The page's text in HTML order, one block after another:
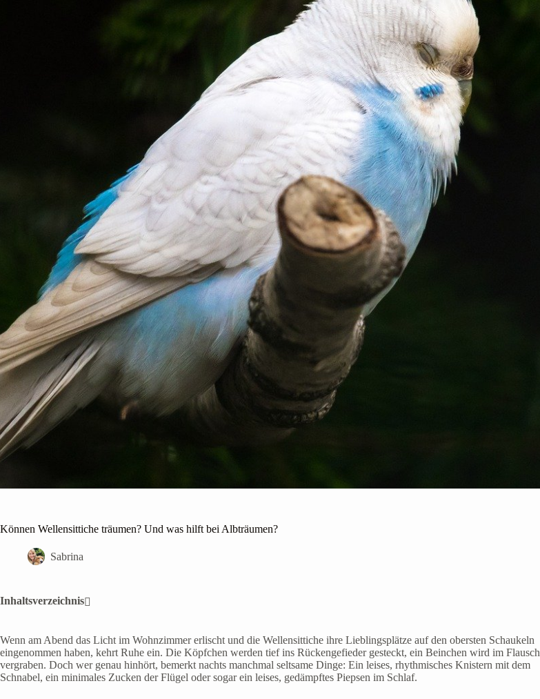
Können Wellensittiche träumen? Und was hilft bei Albträumen?
Sabrina
Inhaltsverzeichnis
Wenn am Abend das Licht im Wohnzimmer erlischt und die Wellensittiche ihre Lieblingsplätze auf den obersten Schaukeln
eingenommen haben, kehrt Ruhe ein. Die Köpfchen werden tief ins Rückengefieder gesteckt, ein Beinchen wird im Flausch
vergraben. Doch wer genau hinhört, bemerkt nachts manchmal seltsame Dinge: Ein leises, rhythmisches Knistern mit dem
Schnabel, ein minimales Zucken der Flügel oder sogar ein leises, gedämpftes Piepsen im Schlaf.